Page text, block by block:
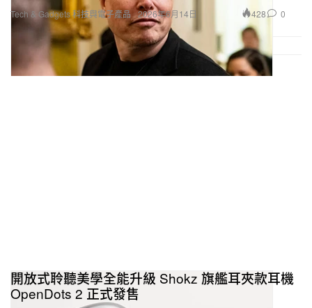
Tech & Gadgets 科技與電子產品 2026年6月14日 428 0
開放式聆聽美學全能升級 Shokz 旗艦耳夾款耳機
OpenDots 2 正式發售